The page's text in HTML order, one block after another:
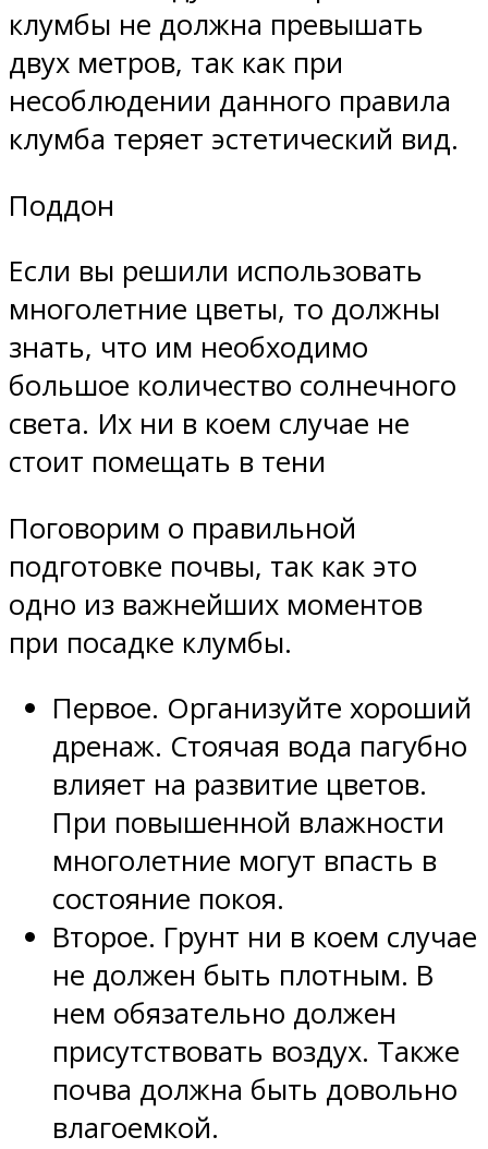
клумбы не должна превышать
двух метров, так как при
несоблюдении данного правила
клумба теряет эстетический вид.
Поддон
Если вы решили использовать
многолетние цветы, то должны
знать, что им необходимо
большое количество солнечного
света. Их ни в коем случае не
стоит помещать в тени
Поговорим о правильной
подготовке почвы, так как это
одно из важнейших моментов
при посадке клумбы.
Первое. Организуйте хороший
дренаж. Стоячая вода пагубно
влияет на развитие цветов.
При повышенной влажности
многолетние могут впасть в
состояние покоя.
Второе. Грунт ни в коем случае
не должен быть плотным. В
нем обязательно должен
присутствовать воздух. Также
почва должна быть довольно
влагоемкой.